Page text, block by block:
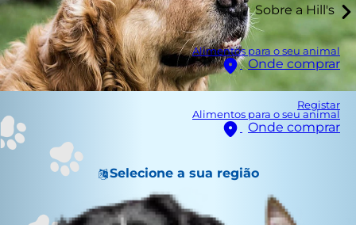
Sobre a Hill's
Alimentos para o seu animal
Onde comprar
Registar
Alimentos para o seu animal
Onde comprar
Selecione a sua região